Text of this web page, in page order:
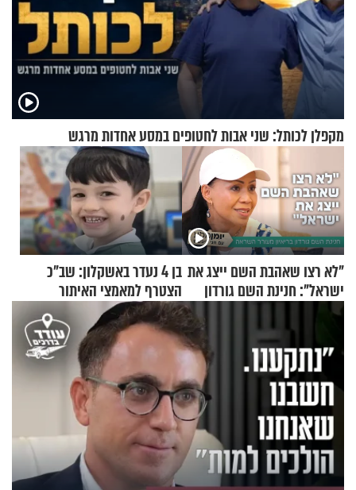
מקפלן לכותל: שני אבות לחטופים במסע אחדות מרגש
"לא רצו שאהבת השם ייצג את
ישראל": חנינת השם גורדון
בריאיון מעורר השראה
בן 4 נעדר באשקלון: שב"כ
הצטרף למאמצי האיתור